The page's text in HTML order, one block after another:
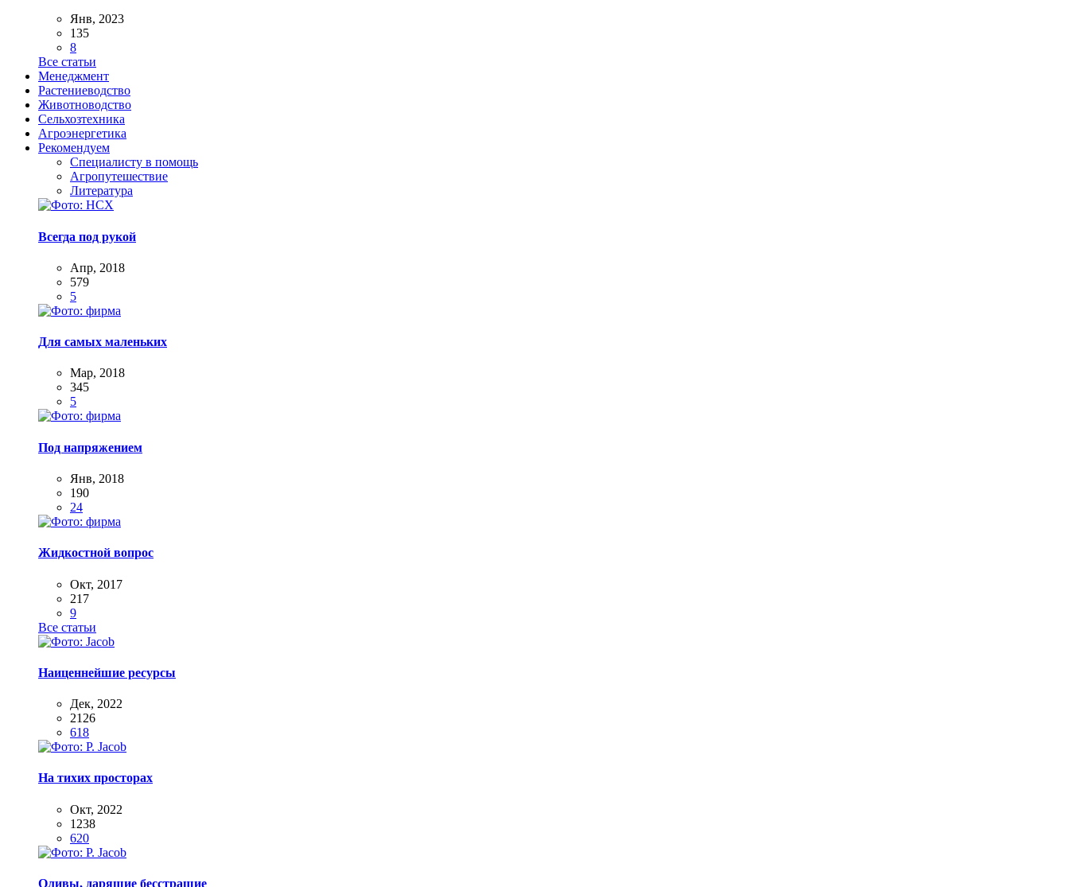
Янв, 2023
135
8
Все статьи
Менеджмент
Растениеводство
Животноводство
Сельхозтехника
Агроэнергетика
Рекомендуем
Специалисту в помощь
Агропутешествие
Литература
Всегда под рукой
Апр, 2018
579
5
Для самых маленьких
Мар, 2018
345
5
Под напряжением
Янв, 2018
190
24
Жидкостной вопрос
Окт, 2017
217
9
Все статьи
Наиценнейшие ресурсы
Дек, 2022
2126
618
На тихих просторах
Окт, 2022
1238
620
Оливы, дарящие бесстрашие